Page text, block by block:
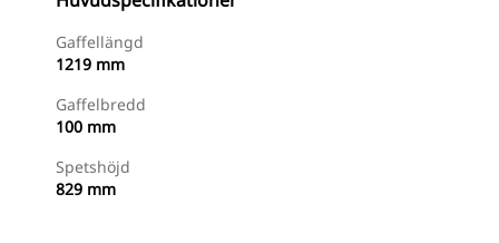
Gaffellängd
1219 mm
Gaffelbredd
100 mm
Spetshöjd
829 mm